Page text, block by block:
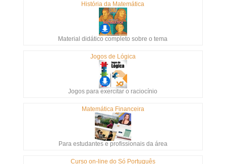
História da Matemática
Material didático completo sobre o tema
Jogos de Lógica
Jogos para exercitar o raciocínio
Matemática Financeira
Para estudantes e profissionais da área
Curso on-line do Só Português